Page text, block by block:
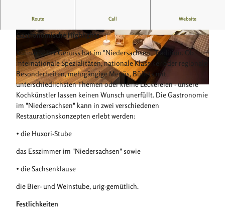
H
u
x
o
r
S
b
.
© Frank Sievers © Frank Sievers
Route Call Website
Gut Essen und trinken hat bei uns Tradition
Gastronomische Highlights
Kulinarischer Genuss hat im "Niedersachsen" Tradition. Ob
internationale Spezialitäten, nationale Klassiker oder regionale
Besonderheiten, mehrgängige Menüs, Büffets mit
unterschiedlichsten Themen oder kleine Leckereien - unsere
Kochkünstler lassen keinen Wunsch unerfüllt. Die Gastronomie
im "Niedersachsen" kann in zwei verschiedenen
Restaurationskonzepten erlebt werden:
• die Huxori-Stube
das Esszimmer im "Niedersachsen" sowie
• die Sachsenklause
die Bier- und Weinstube, urig-gemütlich.
Festlichkeiten